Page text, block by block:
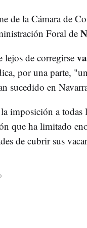
de la Cámara de
Foral de
lejos de corregirse
por una parte,
sucedido en
imposición a todas
que ha limitado
de cubrir sus